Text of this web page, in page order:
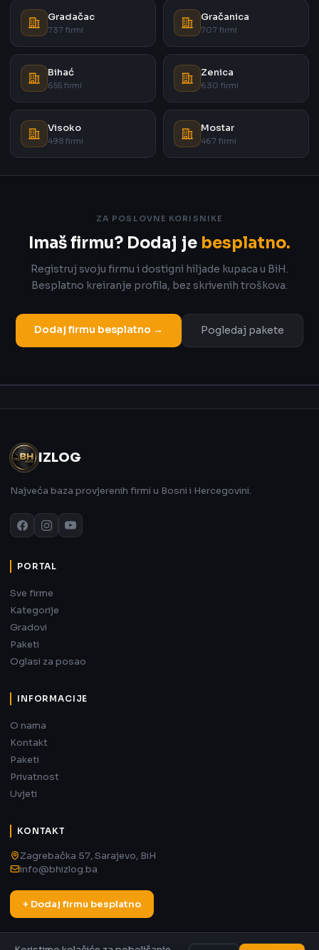
Gradačac
737 firmi
Gračanica
707 firmi
Bihać
655 firmi
Zenica
630 firmi
Visoko
498 firmi
Mostar
467 firmi
ZA POSLOVNE KORISNIKE
Imaš firmu? Dodaj je besplatno.
Registruj svoju firmu i dostigni hiljade kupaca u BiH.
Besplatno kreiranje profila, bez skrivenih troškova.
Dodaj firmu besplatno → Pogledaj pakete
IZLOG
Najveća baza provjerenih firmi u Bosni i Hercegovini.
PORTAL
Sve firme
Kategorije
Gradovi
Paketi
Oglasi za posao
INFORMACIJE
O nama
Kontakt
Paketi
Privatnost
Uvjeti
KONTAKT
Zagrebačka 57, Sarajevo, BiH
info@bhizlog.ba
+ Dodaj firmu besplatno